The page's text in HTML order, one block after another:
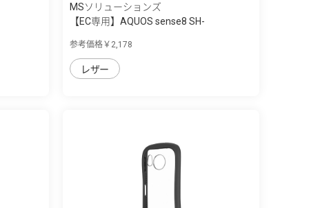
MSソリューションズ
【EC専用】AQUOS sense8 SH-
参考価格￥2,178
レザー